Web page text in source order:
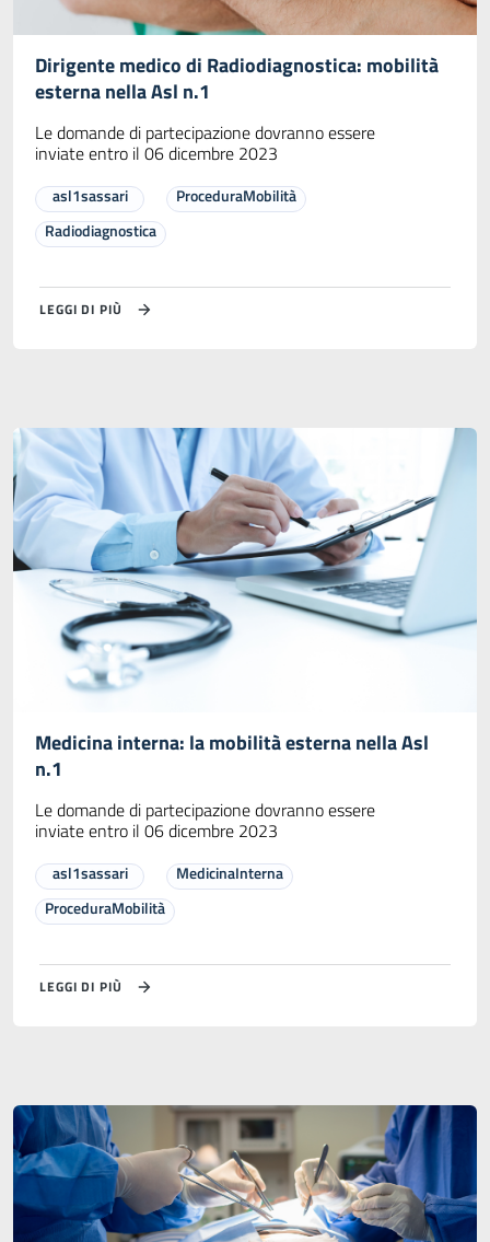
Dirigente medico di Radiodiagnostica: mobilità
esterna nella Asl n.1
Le domande di partecipazione dovranno essere
inviate entro il 06 dicembre 2023
asl1sassari
ProceduraMobilità
Radiodiagnostica
LEGGI DI PIÙ
Medicina interna: la mobilità esterna nella Asl
n.1
Le domande di partecipazione dovranno essere
inviate entro il 06 dicembre 2023
asl1sassari
MedicinaInterna
ProceduraMobilità
LEGGI DI PIÙ